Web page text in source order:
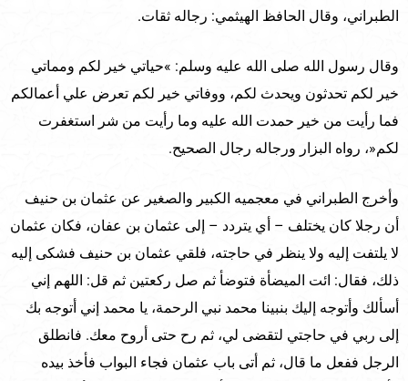
الطبراني، وقال الحافظ الهيثمي: رجاله ثقات.
وقال رسول الله صلى الله عليه وسلم: »حياتي خير لكم ومماتي
خير لكم تحدثون ويحدث لكم، ووفاتي خير لكم تعرض علي أعمالكم
فما رأيت من خير حمدت الله عليه وما رأيت من شر استغفرت
لكم«، رواه البزار ورجاله رجال الصحيح.
وأخرج الطبراني في معجميه الكبير والصغير عن عثمان بن حنيف
أن رجلا كان يختلف – أي يتردد – إلى عثمان بن عفان، فكان عثمان
لا يلتفت إليه ولا ينظر في حاجته، فلقي عثمان بن حنيف فشكى إليه
ذلك، فقال: ائت الميضأة فتوضأ ثم صل ركعتين ثم قل: اللهم إني
أسألك وأتوجه إليك بنبينا محمد نبي الرحمة، يا محمد إني أتوجه بك
إلى ربي في حاجتي لتقضى لي، ثم رح حتى أروح معك. فانطلق
الرجل ففعل ما قال، ثم أتى باب عثمان فجاء البواب فأخذ بيده